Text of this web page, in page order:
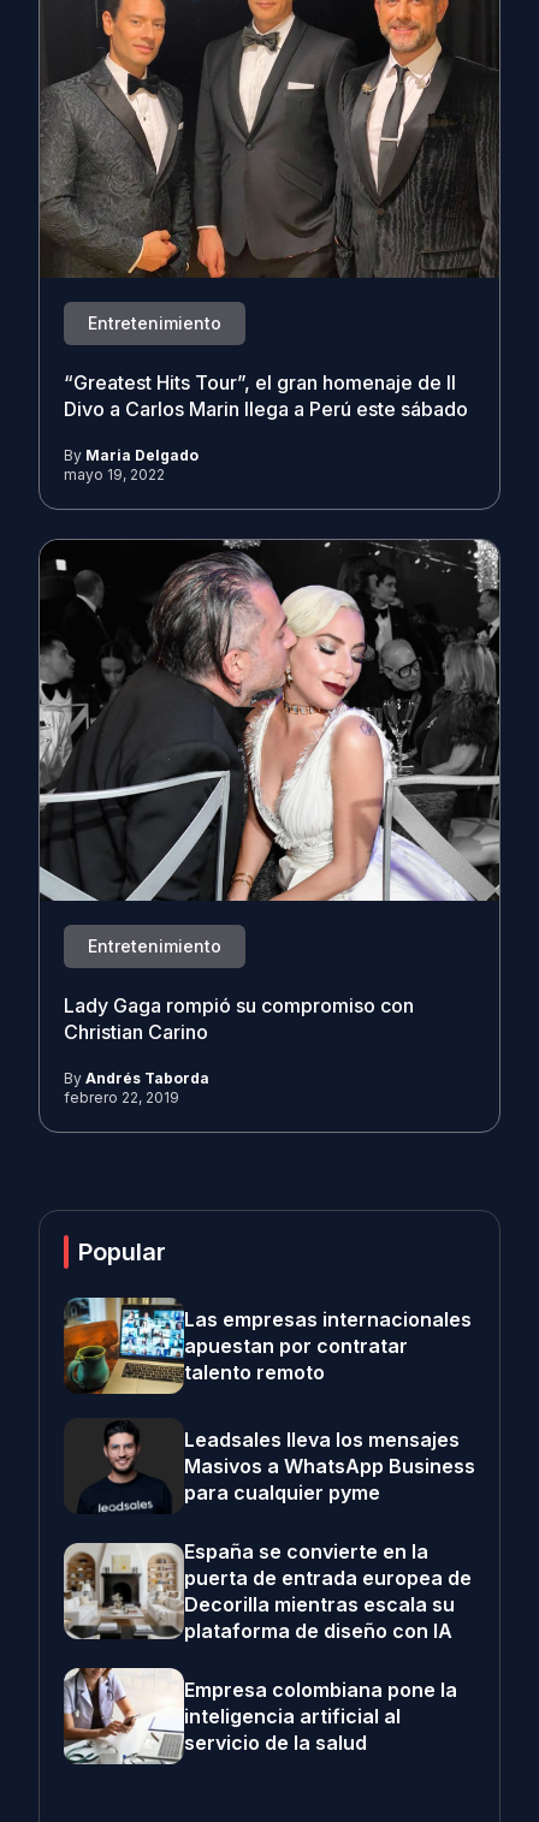
Entretenimiento
“Greatest Hits Tour”, el gran homenaje de Il
Divo a Carlos Marin llega a Perú este sábado
By Maria Delgado
mayo 19, 2022
Entretenimiento
Lady Gaga rompió su compromiso con
Christian Carino
By Andrés Taborda
febrero 22, 2019
Popular
Las empresas internacionales
apuestan por contratar
talento remoto
Leadsales lleva los mensajes
Masivos a WhatsApp Business
para cualquier pyme
España se convierte en la
puerta de entrada europea de
Decorilla mientras escala su
plataforma de diseño con IA
Empresa colombiana pone la
inteligencia artificial al
servicio de la salud